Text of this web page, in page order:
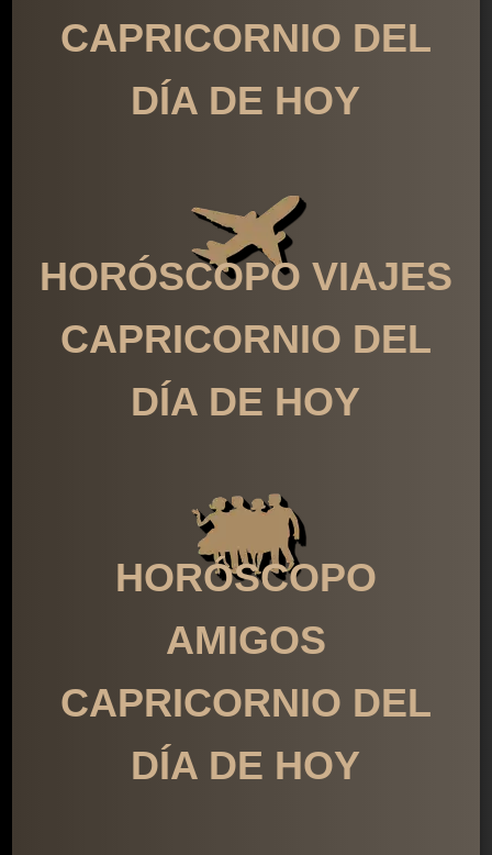
CAPRICORNIO DEL
DÍA DE HOY
HORÓSCOPO VIAJES
CAPRICORNIO DEL
DÍA DE HOY
HORÓSCOPO
AMIGOS
CAPRICORNIO DEL
DÍA DE HOY